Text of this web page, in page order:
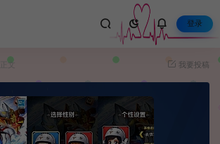
登录
正文 我要投稿